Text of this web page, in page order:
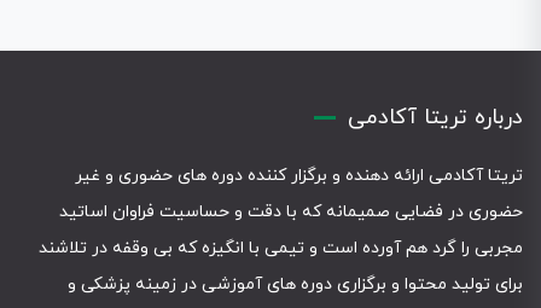
درباره تریتا آکادمی
تریتا آکادمی ارائه دهنده و برگزار کننده دوره های حضوری و غیر
حضوری در فضایی صمیمانه که با دقت و حساسیت فراوان اساتید
مجربی را گرد هم آورده است و تیمی با انگیزه که بی وقفه در تلاشند
برای تولید محتوا و برگزاری دوره های آموزشی در زمینه پزشکی و